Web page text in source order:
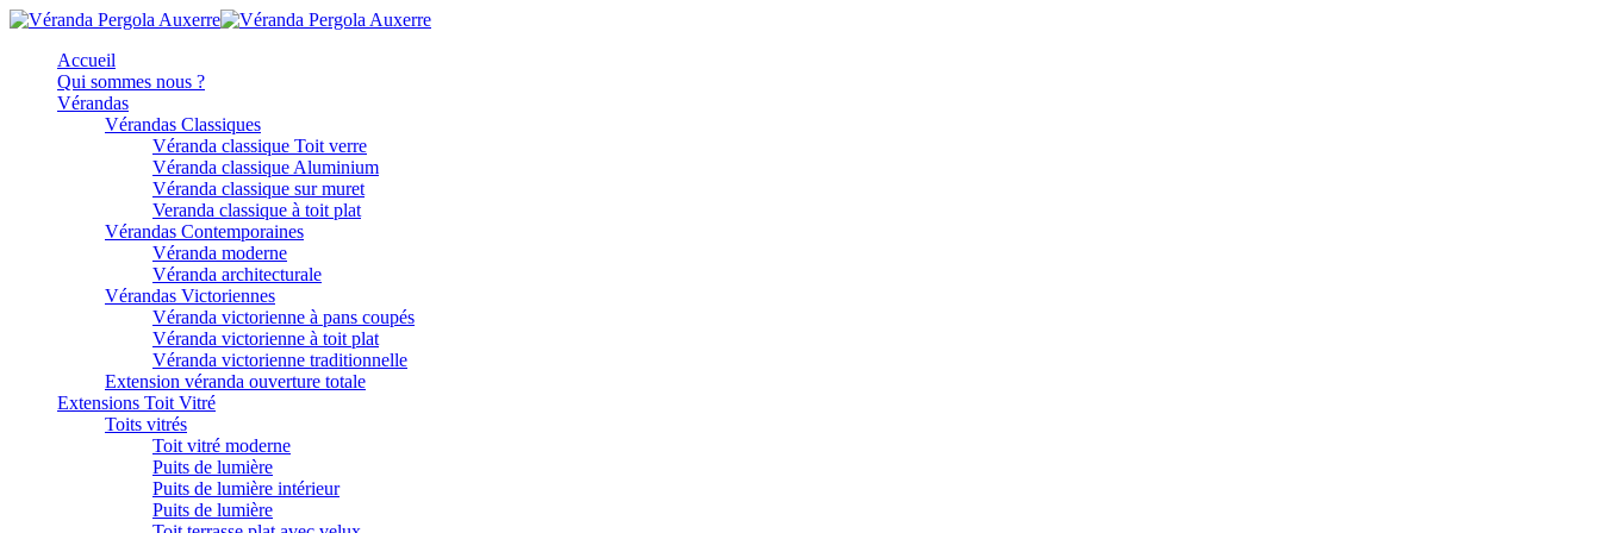
Accueil
Qui sommes nous ?
Vérandas
Vérandas Classiques
Véranda classique Toit verre
Véranda classique Aluminium
Véranda classique sur muret
Veranda classique à toit plat
Vérandas Contemporaines
Véranda moderne
Véranda architecturale
Vérandas Victoriennes
Véranda victorienne à pans coupés
Véranda victorienne à toit plat
Véranda victorienne traditionnelle
Extension véranda ouverture totale
Extensions Toit Vitré
Toits vitrés
Toit vitré moderne
Puits de lumière
Puits de lumière intérieur
Puits de lumière